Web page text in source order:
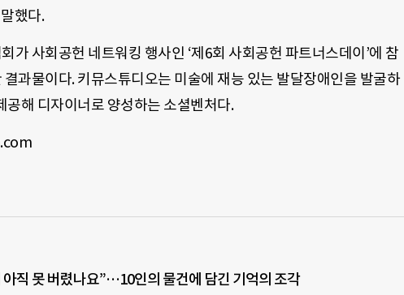
했다.
가 사회공헌 네트워킹 행사인 ‘제6회 사회공헌 파트너스데이’에 참
과물이다. 키뮤스튜디오는 미술에 재능 있는 발달장애인을 발굴하
공해 디자이너로 양성하는 소셜벤처다.
아직 못 버렸나요”…10인의 물건에 담긴 기억의 조각